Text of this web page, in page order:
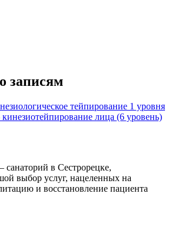
записям
тейпирование 1 уровня
лица (6 уровень)
в Сестрорецке,
выбор услуг, нацеленных на
и восстановление пациента